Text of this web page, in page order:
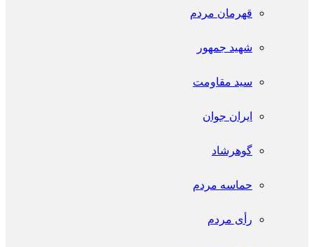
قهرمان مردم
شهید جمهور
سید مقاومت
ایران جوان
گوهرشاد
حماسه مردم
رأی مردم